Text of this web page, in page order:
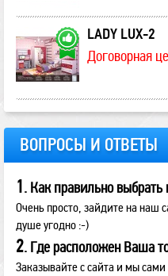
LADY LUX-2
Договорная
ВОПРОСЫ И ОТВЕТЫ
1 . Как правильно выбрать
Очень просто, зайдите на наш
душе угодно :-)
2. Где расположен Ваша
Заказывайте с сайта и мы